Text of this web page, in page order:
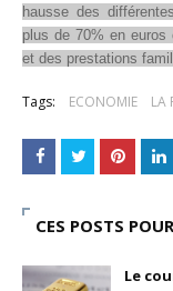
hausse des
plus de 70% en
et des prestations
Tags: ECONOMIE LA
CES POSTS
Le